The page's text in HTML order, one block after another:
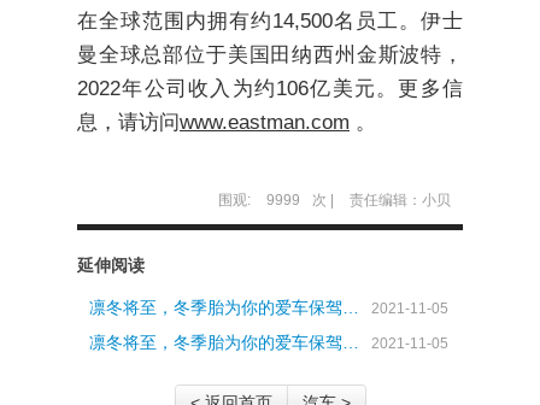
在全球范围内拥有约14,500名员工。伊士
曼全球总部位于美国田纳西州金斯波特，
2022年公司收入为约106亿美元。更多信
息，请访问www.eastman.com 。
围观: 9999 次 | 责任编辑：小贝
延伸阅读
凛冬将至，冬季胎为你的爱车保驾… 2021-11-05
凛冬将至，冬季胎为你的爱车保驾… 2021-11-05